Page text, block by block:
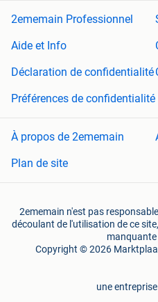
2ememain Professionnel
Aide et Info
Déclaration de confidentialité
Préférences de confidentialité
À propos de 2ememain
Plan de site
2ememain n'est pas
découlant de l'utilisation de ce
manquante
Copyright © 2026
une entreprise